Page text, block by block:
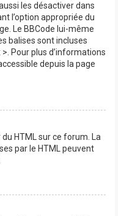
les désactiver dans
l’option appropriée du
Le BBCode lui-même
balises sont incluses
Pour plus d’informations
depuis la page
du HTML sur ce forum. La
par le HTML peuvent